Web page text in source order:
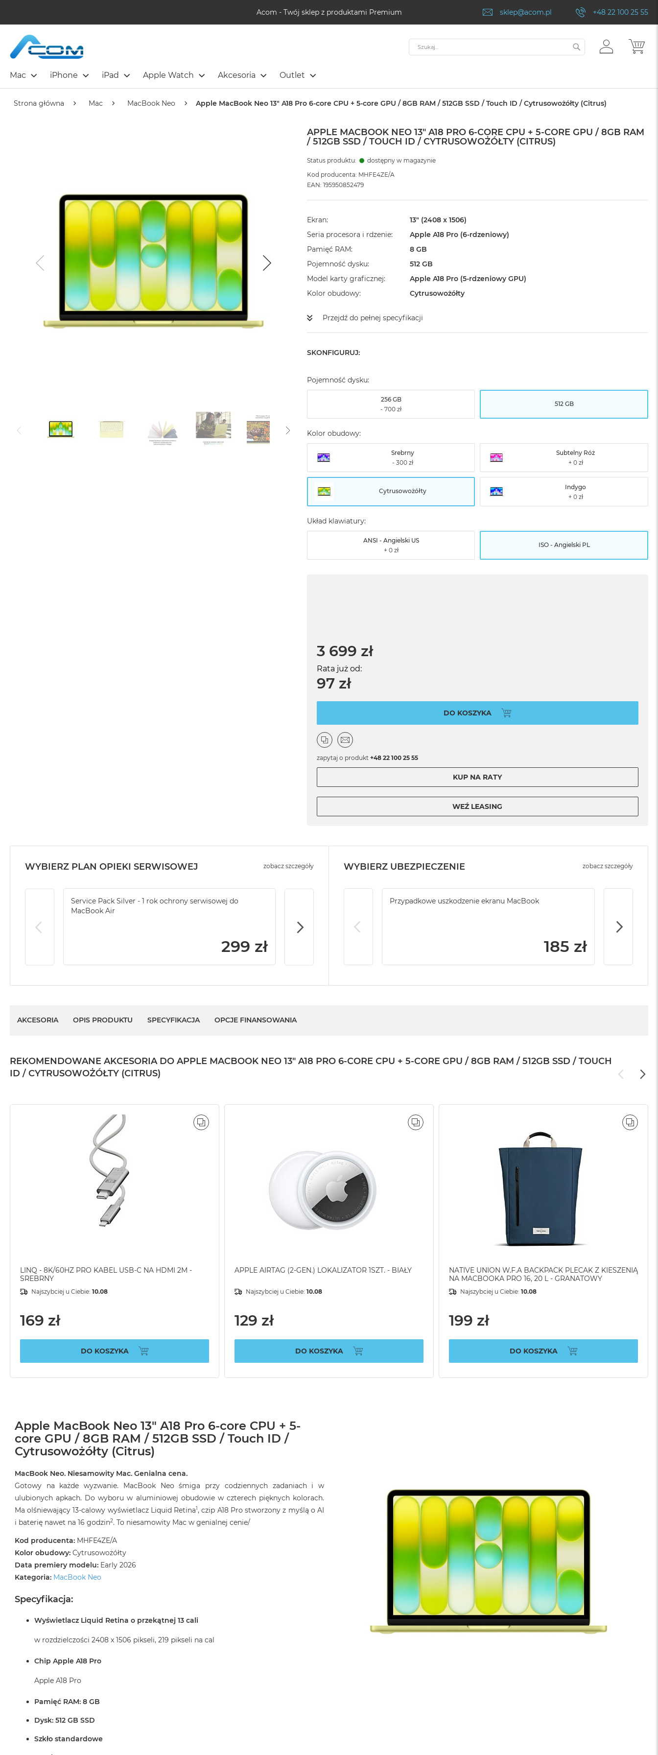
Acom - Twój sklep z produktami Premium sklep@acom.pl +48 22 100 25 55
Mac iPhone iPad Apple Watch Akcesoria Outlet
ZALOGUJ
SIĘ
Szukaj SZUKAJ
Strona główna Mac MacBook Neo Apple MacBook Neo 13" A18 Pro 6-core CPU + 5-core GPU / 8GB RAM / 512GB SSD / Touch ID / Cytrusowożółty (Citrus)
APPLE MACBOOK NEO 13" A18 PRO 6-CORE CPU + 5-CORE GPU / 8GB RAM
/ 512GB SSD / TOUCH ID / CYTRUSOWOŻÓŁTY (CITRUS)
Status produktu:
dostępny w magazynie
Kod producenta: MHFE4ZE/A
EAN: 195950852479
Ekran
13" (2408 x 1506)
Seria procesora i rdzenie
Apple A18 Pro (6-rdzeniowy)
Pamięć RAM
8 GB
Pojemność dysku
512 GB
Model karty graficznej
Apple A18 Pro (5-rdzeniowy GPU)
Kolor obudowy
Cytrusowożółty
Przejdź do pełnej specyfikacji
SKONFIGURUJ:
Pojemność dysku:
256 GB
512 GB
Kolor obudowy:
Srebrny Subtelny Róż
Cytrusowożółty
Indygo
Układ klawiatury:
ANSI - Angielski US
ISO - Angielski PL
3 699 zł
Rata już od:
97 zł
DO KOSZYKA
zapytaj o produkt +48 22 100 25 55
KUP NA RATY
WEŹ LEASING
WYBIERZ PLAN OPIEKI SERWISOWEJ
Service Pack Silver - 1 rok ochrony serwisowej do
MacBook Air
299 zł
Service Pack Gold - 2 lata ochrony serwisowej do
Service Pack Platinum - 3 lata ochrony
zobacz szczegóły WYBIERZ UBEZPIECZENIE
Przypadkowe uszkodzenie ekranu MacBook
185 zł
zobacz szczegóły
AKCESORIA OPIS PRODUKTU SPECYFIKACJA OPCJE FINANSOWANIA
REKOMENDOWANE AKCESORIA DO APPLE MACBOOK NEO 13" A18 PRO 6-CORE CPU + 5-CORE GPU / 8GB RAM / 512GB SSD / TOUCH
ID / CYTRUSOWOŻÓŁTY (CITRUS)
LINQ - 8K/60HZ PRO KABEL USB-C NA HDMI 2M -
SREBRNY
Najszybciej u Ciebie: 10.08
169 zł
DO KOSZYKA
PORÓWNAJ
APPLE AIRTAG (2-GEN.) LOKALIZATOR 1SZT. - BIAŁY
Najszybciej u Ciebie: 10.08
129 zł
DO KOSZYKA
PORÓWNAJ
NATIVE UNION W.F.A BACKPACK PLECAK Z KIESZENIĄ
NA MACBOOKA PRO 16, 20 L - GRANATOWY
Najszybciej u Ciebie: 10.08
199 zł
DO KOSZYKA
Apple MacBook Neo 13" A18 Pro 6-core CPU + 5-
core GPU / 8GB RAM / 512GB SSD / Touch ID /
Cytrusowożółty (Citrus)
MacBook Neo. Niesamowity Mac. Genialna cena.
Gotowy na każde wyzwanie. MacBook Neo śmiga przy codziennych zadaniach i w
ulubionych apkach. Do wyboru w aluminiowej obudowie w czterech pięknych kolorach.
Ma olśniewający 13‑calowy wyświetlacz Liquid Retina1, czip A18 Pro stworzony z myślą o AI
i baterię nawet na 16 godzin2. To niesamowity Mac w genialnej cenie/
Kod producenta: MHFE4ZE/A
Kolor obudowy: Cytrusowożółty
Data premiery modelu: Early 2026
Kategoria: MacBook Neo
Specyfikacja:
Wyświetlacz Liquid Retina o przekątnej 13 cali
w rozdzielczości 2408 x 1506 pikseli, 219 pikseli na cal
Chip Apple A18 Pro
Apple A18 Pro
Pamięć RAM: 8 GB
Dysk: 512 GB SSD
Szkło standardowe